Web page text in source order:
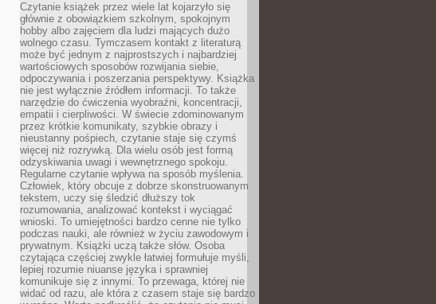
Czytanie książek przez wiele lat kojarzyło się
głównie z obowiązkiem szkolnym, spokojnym
hobby albo zajęciem dla ludzi mających dużo
wolnego czasu. Tymczasem kontakt z literaturą
może być jednym z najprostszych i najbardziej
wartościowych sposobów rozwijania siebie,
odpoczywania i poszerzania perspektywy. Książka
nie jest wyłącznie źródłem informacji. To także
narzędzie do ćwiczenia wyobraźni, koncentracji,
empatii i cierpliwości. W świecie zdominowanym
przez krótkie komunikaty, szybkie obrazy i
nieustanny pośpiech, czytanie staje się czymś
więcej niż rozrywką. Dla wielu osób jest formą
odzyskiwania uwagi i wewnętrznego spokoju.
Regularne czytanie wpływa na sposób myślenia.
Człowiek, który obcuje z dobrze skonstruowanym
tekstem, uczy się śledzić dłuższy tok
rozumowania, analizować kontekst i wyciągać
wnioski. To umiejętności bardzo cenne nie tylko
podczas nauki, ale również w życiu zawodowym i
prywatnym. Książki uczą także słów. Osoba
czytająca częściej zwykle łatwiej formułuje myśli,
lepiej rozumie niuanse języka i sprawniej
komunikuje się z innymi. To przewaga, której nie
widać od razu, ale która z czasem staje się bardzo